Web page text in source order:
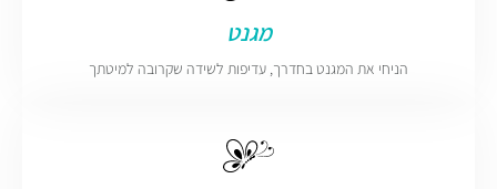
מגנט
הניחי את המגנט בחדרך, עדיפות לשידה שקרובה למיטתך